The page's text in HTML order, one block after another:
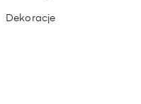
Dekoracje